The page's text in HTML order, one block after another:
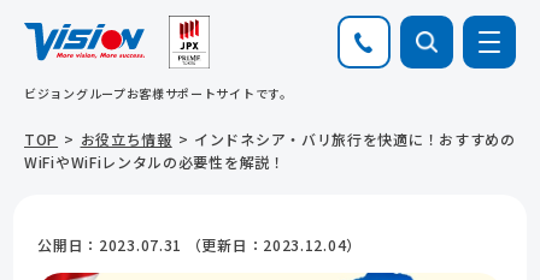
ビジョングループお客様サポートサイトです。
TOP お役立ち情報
インドネシア・バリ旅行を快適に！おすすめの
WiFiやWiFiレンタルの必要性を解説！
公開日： 2023.07.31 （更新日： 2023.12.04）